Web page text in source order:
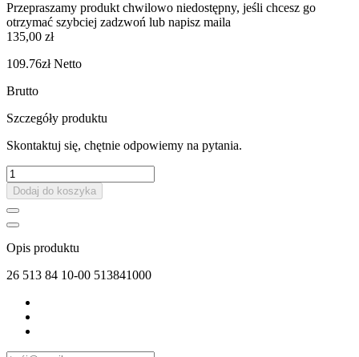
Przepraszamy produkt chwilowo niedostępny, jeśli chcesz go
otrzymać szybciej zadzwoń lub napisz maila
135,00 zł
109.76zł Netto
Brutto
Szczegóły produktu
Skontaktuj się, chętnie odpowiemy na pytania.
Dodaj do koszyka
Opis produktu
26 513 84 10-00 513841000